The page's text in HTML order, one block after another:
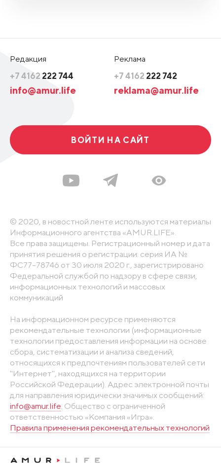
Редакция
+7 4162 222 744
info@amur.life
Реклама
+7 4162 222 742
reklama@amur.life
ВОЙТИ НА САЙТ
© 2020, в новостной ленте используются материалы
Информационного агентства «AMUR.LIFE».
Все права защищены. Регистрационный номер и дата
принятия решения о регистрации: серия ИА №
ФС77-78746 от 30 июля 2020 г., зарегистрировано
Федеральной службой по надзору в сфере связи,
информационных технологий и массовых
коммуникаций
На информационном ресурсе применяются
рекомендательные технологии (информационные
технологии предоставления информации на основе
сбора, систематизации и анализа сведений,
относящихся к предпочтениям пользователей сети
"Интернет", находящихся на территории
Российской Федерации). Адрес электронной почты
для направления юридически значимых сообщений:
info@amur.life . Общество с ограниченной
ответственностью «Компания «Игра».
Правила применения рекомендательных технологий